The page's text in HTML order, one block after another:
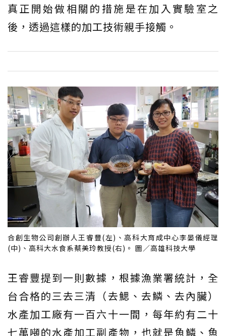
真正開始做相關的措施是在加入實驗室之
後，透過這樣的加工技術親手接觸。
合創生物公司創辦人王睿豐(左)、高科大育成中心李晏儀經理
(中)、高科大水食系蔡美玲教授(右)。 圖／高雄科技大學
王睿豐提到一則數據，根據漁業署統計，全
台合格的三去三清（去鰓、去鱗、去內臟）
水產加工廠有一百六十一間，每年約有二十
七萬噸的水產加工副產物，也就是魚鱗、魚